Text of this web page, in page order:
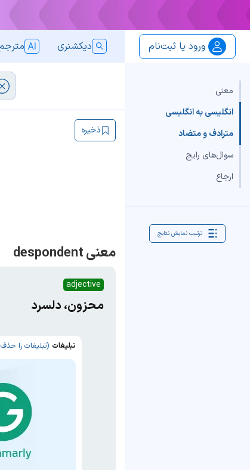
ورود یا ثبت‌نام دیکشنری
معنی
انگلیسی به انگلیسی
مترادف و متضاد
سوال‌های رایج
ارجاع
ترتیب نمایش نتایج
ذخیره
معنی despondent
adjective
محزون، دلسرد
تبلیغات (تبلیغات را